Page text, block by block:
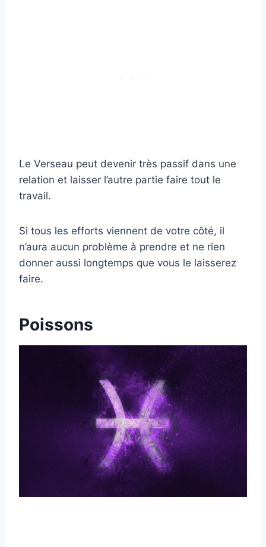
Le Verseau peut devenir très passif dans une
relation et laisser l’autre partie faire tout le
travail.
Si tous les efforts viennent de votre côté, il
n’aura aucun problème à prendre et ne rien
donner aussi longtemps que vous le laisserez
faire.
Poissons